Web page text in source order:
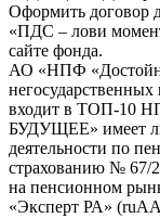
Оформить договор
«ПДС – лови
сайте фонда.
АО «НПФ
входит в ТОП-10
БУДУЩЕЕ» имеет
деятельности по
страхованию № 67/
на пенсионном
«Эксперт РА»